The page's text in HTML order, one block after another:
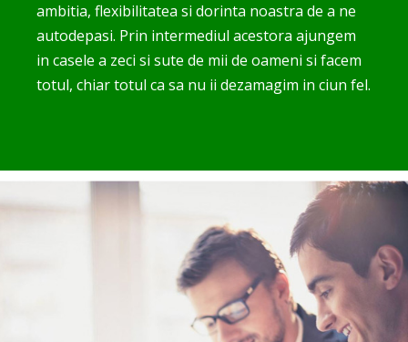
ambitia, flexibilitatea si dorinta noastra de a ne
autodepasi. Prin intermediul acestora ajungem
in casele a zeci si sute de mii de oameni si facem
totul, chiar totul ca sa nu ii dezamagim in ciun fel.